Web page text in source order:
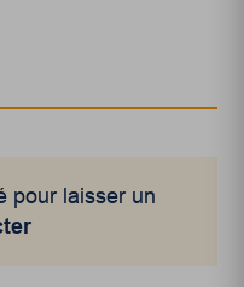
pour laisser un